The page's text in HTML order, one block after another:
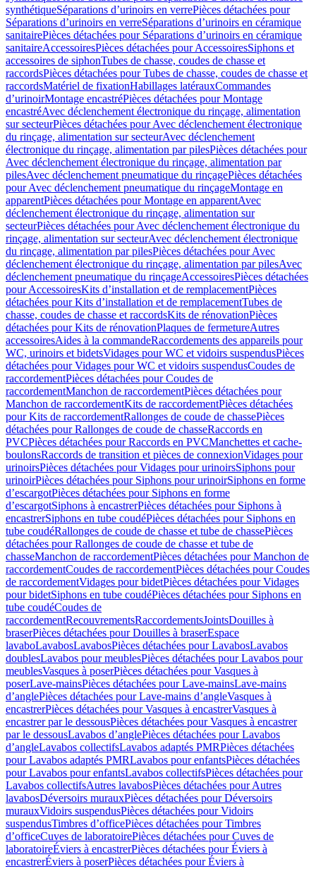
synthétiqueSéparations d’urinoirs en verrePièces détachées pour
Séparations d’urinoirs en verreSéparations d’urinoirs en céramique
sanitairePièces détachées pour Séparations d’urinoirs en céramique
sanitaireAccessoiresPièces détachées pour AccessoiresSiphons et
accessoires de siphonTubes de chasse, coudes de chasse et
raccordsPièces détachées pour Tubes de chasse, coudes de chasse et
raccordsMatériel de fixationHabillages latérauxCommandes
dʼurinoirMontage encastréPièces détachées pour Montage
encastréAvec déclenchement électronique du rinçage, alimentation
sur secteurPièces détachées pour Avec déclenchement électronique
du rinçage, alimentation sur secteurAvec déclenchement
électronique du rinçage, alimentation par pilesPièces détachées pour
Avec déclenchement électronique du rinçage, alimentation par
pilesAvec déclenchement pneumatique du rinçagePièces détachées
pour Avec déclenchement pneumatique du rinçageMontage en
apparentPièces détachées pour Montage en apparentAvec
déclenchement électronique du rinçage, alimentation sur
secteurPièces détachées pour Avec déclenchement électronique du
rinçage, alimentation sur secteurAvec déclenchement électronique
du rinçage, alimentation par pilesPièces détachées pour Avec
déclenchement électronique du rinçage, alimentation par pilesAvec
déclenchement pneumatique du rinçageAccessoiresPièces détachées
pour AccessoiresKits d’installation et de remplacementPièces
détachées pour Kits d’installation et de remplacementTubes de
chasse, coudes de chasse et raccordsKits de rénovationPièces
détachées pour Kits de rénovationPlaques de fermetureAutres
accessoiresAides à la commandeRaccordements des appareils pour
WC, urinoirs et bidetsVidages pour WC et vidoirs suspendusPièces
détachées pour Vidages pour WC et vidoirs suspendusCoudes de
raccordementPièces détachées pour Coudes de
raccordementManchon de raccordementPièces détachées pour
Manchon de raccordementKits de raccordementPièces détachées
pour Kits de raccordementRallonges de coude de chassePièces
détachées pour Rallonges de coude de chasseRaccords en
PVCPièces détachées pour Raccords en PVCManchettes et cache-
boulonsRaccords de transition et pièces de connexionVidages pour
urinoirsPièces détachées pour Vidages pour urinoirsSiphons pour
urinoirPièces détachées pour Siphons pour urinoirSiphons en forme
d’escargotPièces détachées pour Siphons en forme
d’escargotSiphons à encastrerPièces détachées pour Siphons à
encastrerSiphons en tube coudéPièces détachées pour Siphons en
tube coudéRallonges de coude de chasse et tube de chassePièces
détachées pour Rallonges de coude de chasse et tube de
chasseManchon de raccordementPièces détachées pour Manchon de
raccordementCoudes de raccordementPièces détachées pour Coudes
de raccordementVidages pour bidetPièces détachées pour Vidages
pour bidetSiphons en tube coudéPièces détachées pour Siphons en
tube coudéCoudes de
raccordementRecouvrementsRaccordementsJointsDouilles à
braserPièces détachées pour Douilles à braserEspace
lavaboLavabosLavabosPièces détachées pour LavabosLavabos
doublesLavabos pour meublesPièces détachées pour Lavabos pour
meublesVasques à poserPièces détachées pour Vasques à
poserLave-mainsPièces détachées pour Lave-mainsLave-mains
d’anglePièces détachées pour Lave-mains d’angleVasques à
encastrerPièces détachées pour Vasques à encastrerVasques à
encastrer par le dessousPièces détachées pour Vasques à encastrer
par le dessousLavabos d’anglePièces détachées pour Lavabos
d’angleLavabos collectifsLavabos adaptés PMRPièces détachées
pour Lavabos adaptés PMRLavabos pour enfantsPièces détachées
pour Lavabos pour enfantsLavabos collectifsPièces détachées pour
Lavabos collectifsAutres lavabosPièces détachées pour Autres
lavabosDéversoirs murauxPièces détachées pour Déversoirs
murauxVidoirs suspendusPièces détachées pour Vidoirs
suspendusTimbres dʼofficePièces détachées pour Timbres
dʼofficeCuves de laboratoirePièces détachées pour Cuves de
laboratoireÉviers à encastrerPièces détachées pour Éviers à
encastrerÉviers à poserPièces détachées pour Éviers à